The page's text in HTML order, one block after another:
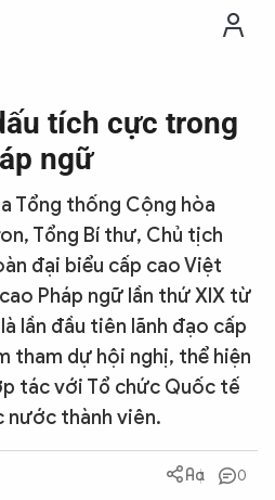
tích cực trong
ngữ
Tổng thống Cộng hòa
Tổng Bí thư, Chủ tịch
đại biểu cấp cao Việt
Pháp ngữ lần thứ XIX từ
lần đầu tiên lãnh đạo cấp
tham dự hội nghị, thể hiện
tác với Tổ chức Quốc tế
nước thành viên.
0